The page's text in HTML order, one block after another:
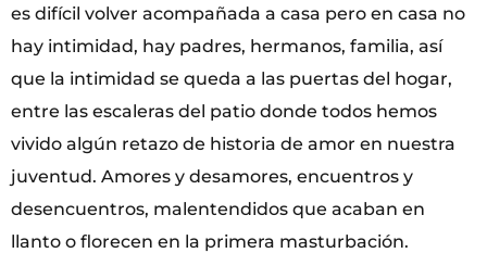
es difícil volver acompañada a casa pero en casa no
hay intimidad, hay padres, hermanos, familia, así
que la intimidad se queda a las puertas del hogar,
entre las escaleras del patio donde todos hemos
vivido algún retazo de historia de amor en nuestra
juventud. Amores y desamores, encuentros y
desencuentros, malentendidos que acaban en
llanto o florecen en la primera masturbación.